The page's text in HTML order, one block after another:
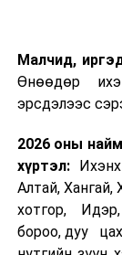
Эссэ /
сонгож
бичнэ/.
Эссэ бичих
Малчид,
Өнөөдөр
эрсдэлээс
2026 оны
хүртэл:Ихэнх
Алтай, Хангай,
хотгор,
бороо, дуу